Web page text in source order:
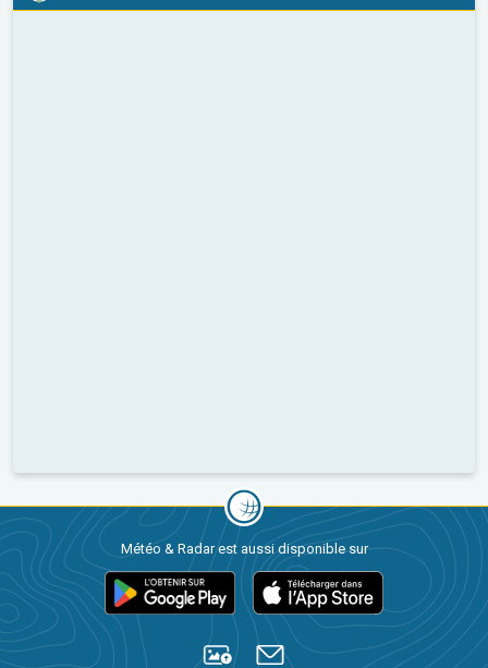
Météo & Radar est aussi disponible sur